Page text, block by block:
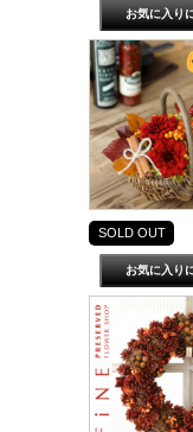
SOLD OUT